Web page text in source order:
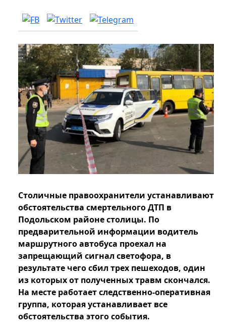
Столичные правоохранители устанавливают
обстоятельства смертельного ДТП в
Подольском районе столицы. По
предварительной информации водитель
маршрутного автобуса проехал на
запрещающий сигнал светофора, в
результате чего сбил трех пешеходов, один
из которых от полученных травм скончался.
На месте работает следственно-оперативная
группа, которая устанавливает все
обстоятельства этого события.